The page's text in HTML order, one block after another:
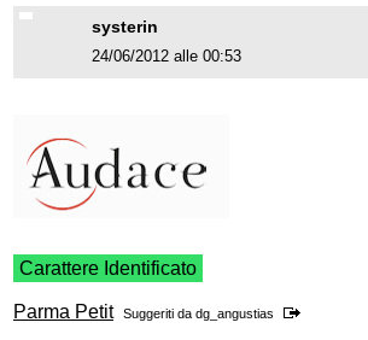
systerin
24/06/2012 alle 00:53
Carattere Identificato
Parma Petit Suggeriti da dg_angustias